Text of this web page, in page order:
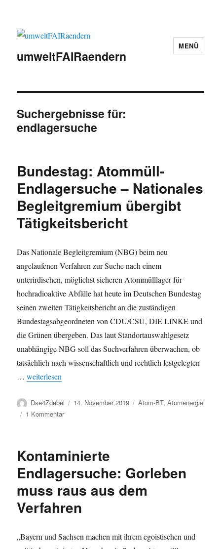
umweltFAIRaendern
MENÜ
Suchergebnisse für:
endlagersuche
Bundestag: Atommüll-
Endlagersuche – Nationales
Begleitgremium übergibt
Tätigkeitsbericht
Das Nationale Begleitgremium (NBG) beim neu
angelaufenen Verfahren zur Suche nach einem
unterirdischen, möglichst sicheren Atommülllager für
hochradioaktive Abfälle hat heute im Deutschen Bundestag
seinen zweiten Tätigkeitsbericht an die zuständigen
Bundestagsabgeordneten von CDU/CSU, DIE LINKE und
die Grünen übergeben. Das laut Standortauswahlgesetz
unabhängige NBG soll das Suchverfahren überwachen, ob
tatsächlich nach wissenschaftlich und rechtlich festgelegten
…„Bundestag: Atommüll-Endlagersuche – Nationales
weiterlesen
Autor
Dse4Zdebel
Veröffentlicht
14. November 2019 Kategorien
Atom-BT,Atomenergie
1 Kommentarzu
–
Begleitgremium
Tätigkeitsbericht
Kontaminierte
Endlagersuche: Gorleben
muss raus aus dem
Verfahren
„Bayern und Sachsen machen mit ihrem egoistischen und